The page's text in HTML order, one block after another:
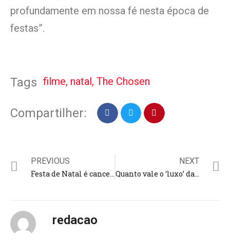
profundamente em nossa fé nesta época de
festas”.
Tags filme, natal, The Chosen
Compartilher:
PREVIOUS
Festa de Natal é cancelada em cidade onde nasceu Jesus segundo cristianismo; ‘luto por quem morreu na guerra’
NEXT
Quanto vale o ‘luxo’ das celebridades evangélicas? Perfil expõe ostentação de pastores e cantores gospel
redacao